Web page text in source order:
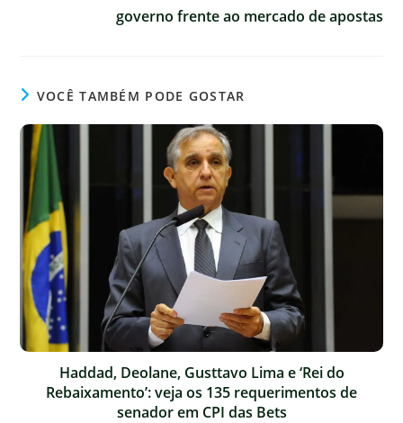
governo frente ao mercado de apostas
VOCÊ TAMBÉM PODE GOSTAR
Haddad, Deolane, Gusttavo Lima e ‘Rei do
Rebaixamento’: veja os 135 requerimentos de
senador em CPI das Bets